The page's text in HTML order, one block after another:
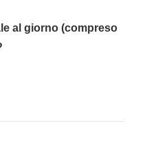
al giorno (compreso